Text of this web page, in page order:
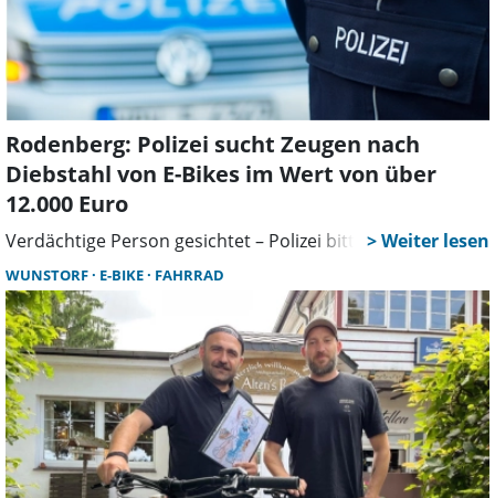
Rodenberg: Polizei sucht Zeugen nach
Diebstahl von E-Bikes im Wert von über
12.000 Euro
Verdächtige Person gesichtet – Polizei bittet um Mithilfe
WUNSTORF E-BIKE FAHRRAD